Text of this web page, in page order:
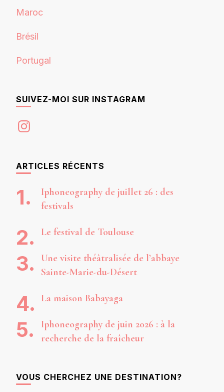
Maroc
Brésil
Portugal
SUIVEZ-MOI SUR INSTAGRAM
Instagram
ARTICLES RÉCENTS
Iphoneography de juillet 26 : des
festivals
Le festival de Toulouse
Une visite théâtralisée de l’abbaye
Sainte-Marie-du-Désert
La maison Babayaga
Iphoneography de juin 2026 : à la
recherche de la fraîcheur
VOUS CHERCHEZ UNE DESTINATION?